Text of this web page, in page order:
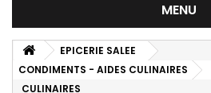
MENU
EPICERIE SALEE
CONDIMENTS - AIDES CULINAIRES
CULINAIRES